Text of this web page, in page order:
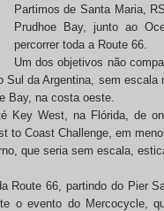
Partimos de Santa Maria,
Prudhoe Bay, junto ao
percorrer toda a Route 66.
Um dos objetivos não
da Argentina, sem
Bay, na costa oeste.
Key West, na Flórida, de
to Coast Challenge, em
que seria sem escala,
Route 66, partindo do Pier
o evento do Mercocycle,